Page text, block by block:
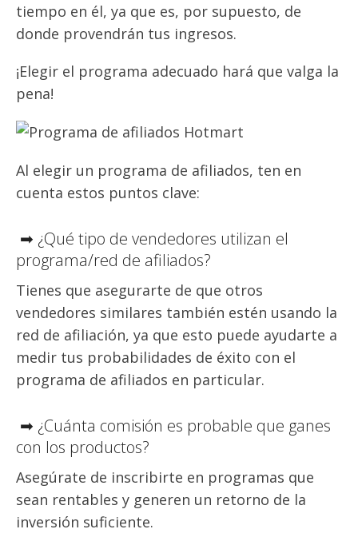
tiempo en él, ya que es, por supuesto, de
donde provendrán tus ingresos.
¡Elegir el programa adecuado hará que valga la
pena!
Al elegir un programa de afiliados, ten en
cuenta estos puntos clave:
➡ ¿Qué tipo de vendedores utilizan el
programa/red de afiliados?
Tienes que asegurarte de que otros
vendedores similares también estén usando la
red de afiliación, ya que esto puede ayudarte a
medir tus probabilidades de éxito con el
programa de afiliados en particular.
➡ ¿Cuánta comisión es probable que ganes
con los productos?
Asegúrate de inscribirte en programas que
sean rentables y generen un retorno de la
inversión suficiente.